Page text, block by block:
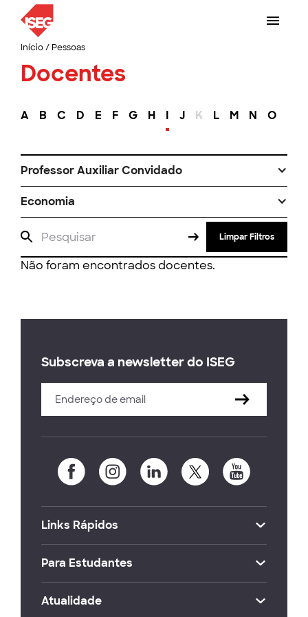
Início/ Pessoas
Docentes
A B C D E F G H I J K L M N O
Professor Auxiliar Convidado
Economia
Limpar Filtros
Não foram encontrados docentes.
Subscreva a newsletter do ISEG
Links Rápidos
Para Estudantes
Atualidade